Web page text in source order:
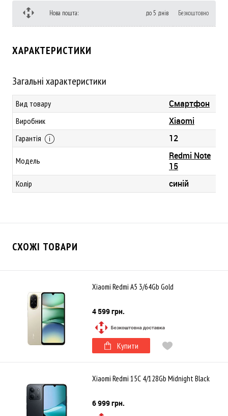
Нова пошта: до 5 днів Безкоштовно
ХАРАКТЕРИСТИКИ
Загальні характеристики
Вид товару Смартфон
Виробник Xiaomi
Гарантія 12
Модель
Redmi Note
15
Колір синій
СХОЖІ ТОВАРИ
Xiaomi Redmi A5 3/64Gb Gold
4 599 грн.
Купити
Xiaomi Redmi 15C 4/128Gb Midnight Black
6 999 грн.